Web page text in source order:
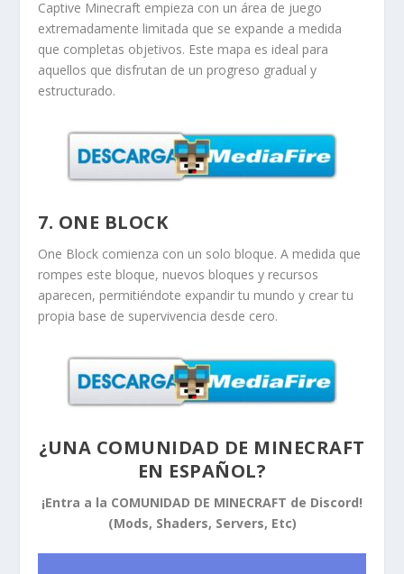
Captive Minecraft empieza con un área de juego
extremadamente limitada que se expande a medida
que completas objetivos. Este mapa es ideal para
aquellos que disfrutan de un progreso gradual y
estructurado.
7. ONE BLOCK
One Block comienza con un solo bloque. A medida que
rompes este bloque, nuevos bloques y recursos
aparecen, permitiéndote expandir tu mundo y crear tu
propia base de supervivencia desde cero.
¿UNA COMUNIDAD DE MINECRAFT
EN ESPAÑOL?
¡Entra a la COMUNIDAD DE MINECRAFT de Discord!
(Mods, Shaders, Servers, Etc)